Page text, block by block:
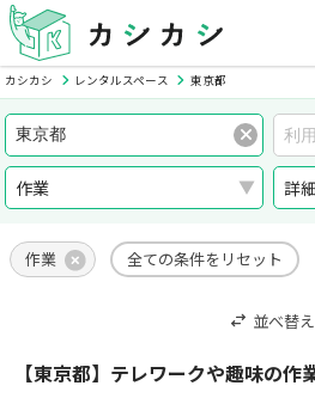
カシカシ レンタルスペース 東京都
詳
作業 全ての条件をリセット
並べ替え
【東京都】テレワークや趣味の